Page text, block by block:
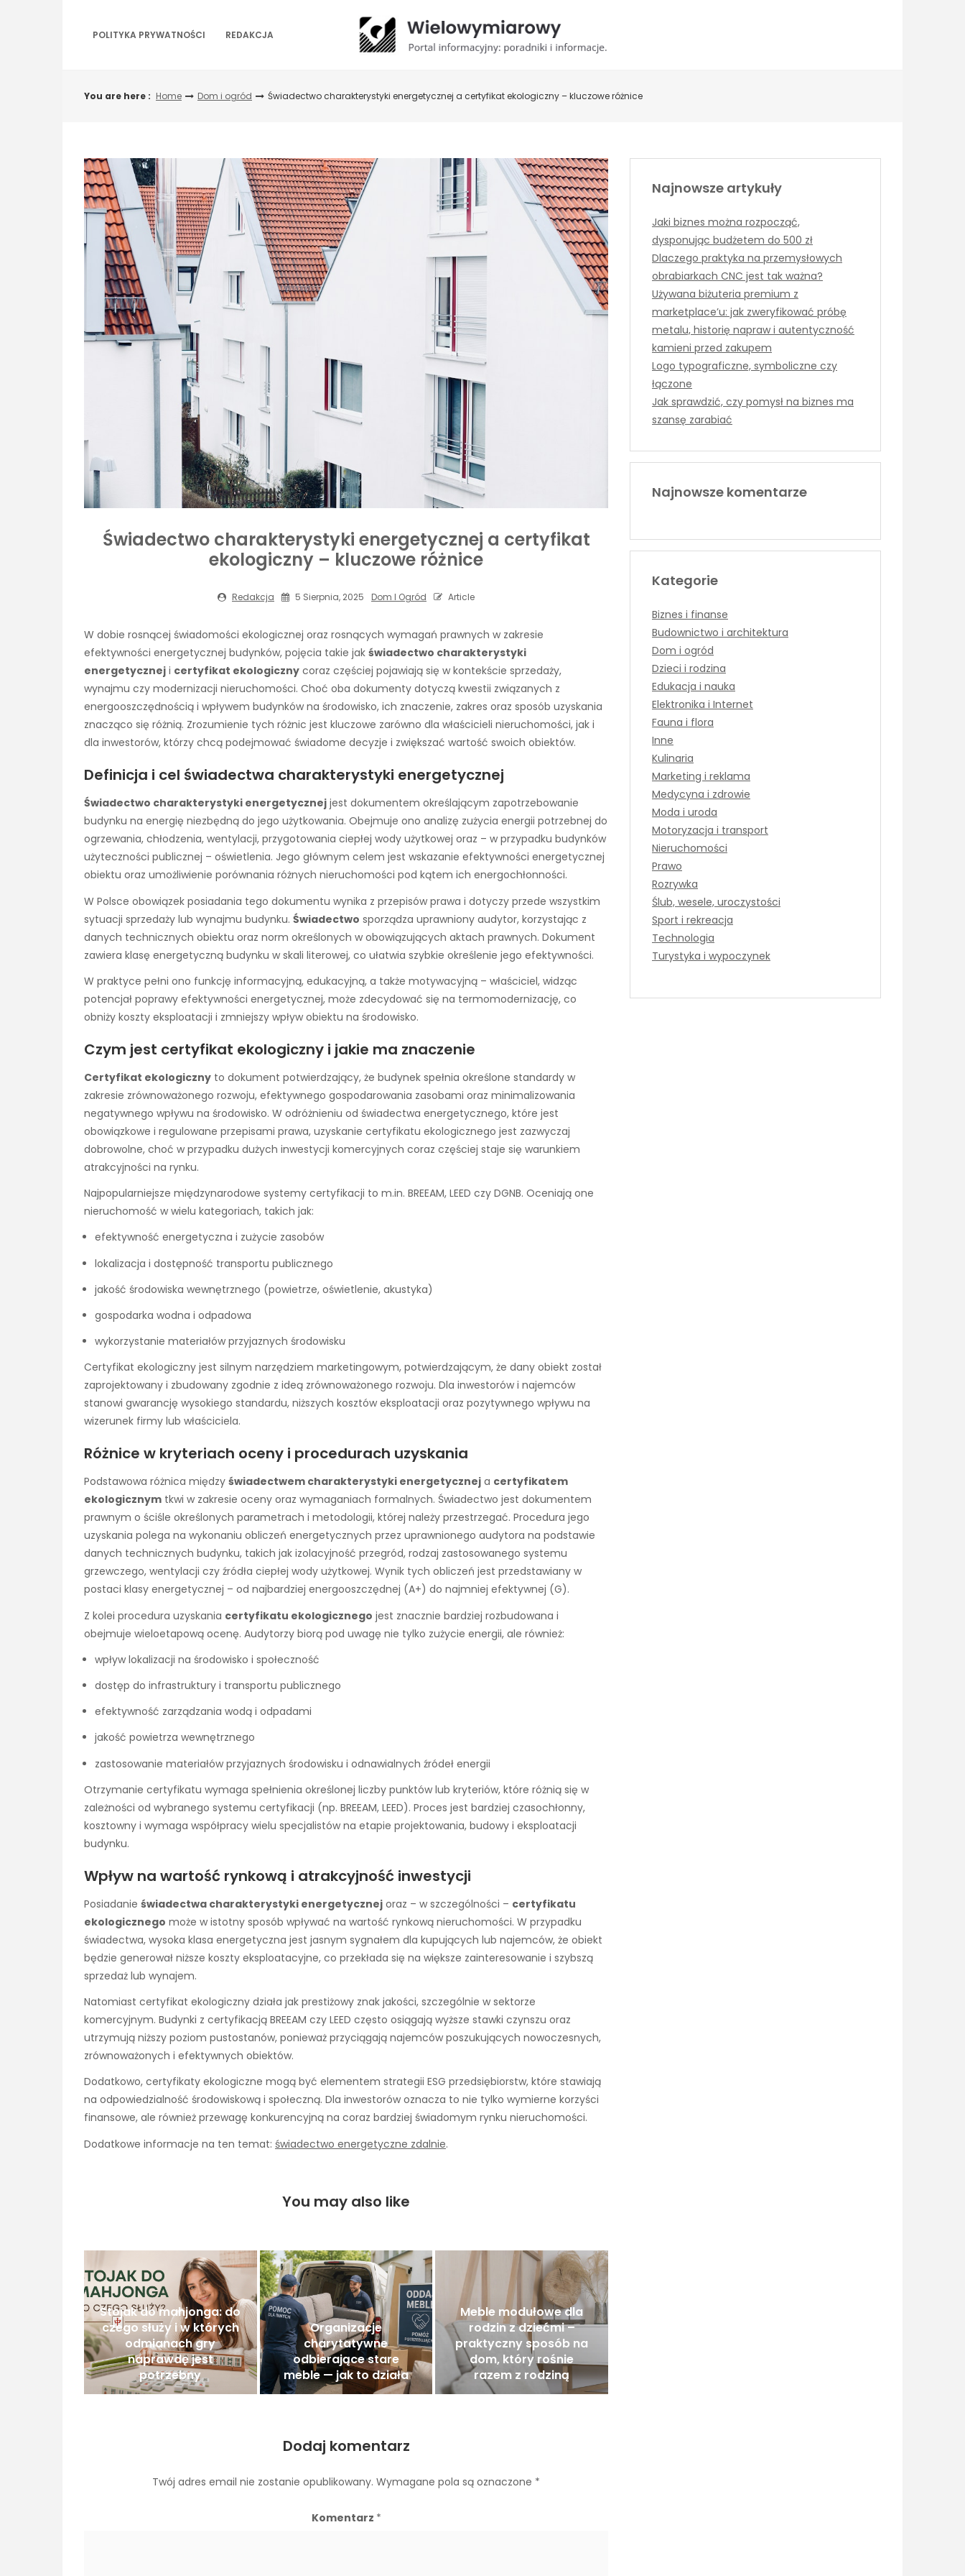
POLITYKA PRYWATNOŚCI REDAKCJA
You are here : Home Dom i ogród Świadectwo charakterystyki energetycznej a certyfikat ekologiczny – kluczowe różnice
Świadectwo charakterystyki energetycznej a certyfikat
ekologiczny – kluczowe różnice
Redakcja 5 Sierpnia, 2025 Dom I Ogród Article
W dobie rosnącej świadomości ekologicznej oraz rosnących wymagań prawnych w zakresie
efektywności energetycznej budynków, pojęcia takie jak świadectwo charakterystyki
energetycznej i certyfikat ekologiczny coraz częściej pojawiają się w kontekście sprzedaży,
wynajmu czy modernizacji nieruchomości. Choć oba dokumenty dotyczą kwestii związanych z
energooszczędnością i wpływem budynków na środowisko, ich znaczenie, zakres oraz sposób uzyskania
znacząco się różnią. Zrozumienie tych różnic jest kluczowe zarówno dla właścicieli nieruchomości, jak i
dla inwestorów, którzy chcą podejmować świadome decyzje i zwiększać wartość swoich obiektów.
Definicja i cel świadectwa charakterystyki energetycznej
Świadectwo charakterystyki energetycznej jest dokumentem określającym zapotrzebowanie
budynku na energię niezbędną do jego użytkowania. Obejmuje ono analizę zużycia energii potrzebnej do
ogrzewania, chłodzenia, wentylacji, przygotowania ciepłej wody użytkowej oraz – w przypadku budynków
użyteczności publicznej – oświetlenia. Jego głównym celem jest wskazanie efektywności energetycznej
obiektu oraz umożliwienie porównania różnych nieruchomości pod kątem ich energochłonności.
W Polsce obowiązek posiadania tego dokumentu wynika z przepisów prawa i dotyczy przede wszystkim
sytuacji sprzedaży lub wynajmu budynku. Świadectwo sporządza uprawniony audytor, korzystając z
danych technicznych obiektu oraz norm określonych w obowiązujących aktach prawnych. Dokument
zawiera klasę energetyczną budynku w skali literowej, co ułatwia szybkie określenie jego efektywności.
W praktyce pełni ono funkcję informacyjną, edukacyjną, a także motywacyjną – właściciel, widząc
potencjał poprawy efektywności energetycznej, może zdecydować się na termomodernizację, co
obniży koszty eksploatacji i zmniejszy wpływ obiektu na środowisko.
Czym jest certyfikat ekologiczny i jakie ma znaczenie
Certyfikat ekologiczny to dokument potwierdzający, że budynek spełnia określone standardy w
zakresie zrównoważonego rozwoju, efektywnego gospodarowania zasobami oraz minimalizowania
negatywnego wpływu na środowisko. W odróżnieniu od świadectwa energetycznego, które jest
obowiązkowe i regulowane przepisami prawa, uzyskanie certyfikatu ekologicznego jest zazwyczaj
dobrowolne, choć w przypadku dużych inwestycji komercyjnych coraz częściej staje się warunkiem
atrakcyjności na rynku.
Najpopularniejsze międzynarodowe systemy certyfikacji to m.in. BREEAM, LEED czy DGNB. Oceniają one
nieruchomość w wielu kategoriach, takich jak:
efektywność energetyczna i zużycie zasobów
lokalizacja i dostępność transportu publicznego
jakość środowiska wewnętrznego (powietrze, oświetlenie, akustyka)
gospodarka wodna i odpadowa
wykorzystanie materiałów przyjaznych środowisku
Certyfikat ekologiczny jest silnym narzędziem marketingowym, potwierdzającym, że dany obiekt został
zaprojektowany i zbudowany zgodnie z ideą zrównoważonego rozwoju. Dla inwestorów i najemców
stanowi gwarancję wysokiego standardu, niższych kosztów eksploatacji oraz pozytywnego wpływu na
wizerunek firmy lub właściciela.
Różnice w kryteriach oceny i procedurach uzyskania
Podstawowa różnica między świadectwem charakterystyki energetycznej a certyfikatem
ekologicznym tkwi w zakresie oceny oraz wymaganiach formalnych. Świadectwo jest dokumentem
prawnym o ściśle określonych parametrach i metodologii, której należy przestrzegać. Procedura jego
uzyskania polega na wykonaniu obliczeń energetycznych przez uprawnionego audytora na podstawie
danych technicznych budynku, takich jak izolacyjność przegród, rodzaj zastosowanego systemu
grzewczego, wentylacji czy źródła ciepłej wody użytkowej. Wynik tych obliczeń jest przedstawiany w
postaci klasy energetycznej – od najbardziej energooszczędnej (A+) do najmniej efektywnej (G).
Z kolei procedura uzyskania certyfikatu ekologicznego jest znacznie bardziej rozbudowana i
obejmuje wieloetapową ocenę. Audytorzy biorą pod uwagę nie tylko zużycie energii, ale również:
wpływ lokalizacji na środowisko i społeczność
dostęp do infrastruktury i transportu publicznego
efektywność zarządzania wodą i odpadami
jakość powietrza wewnętrznego
zastosowanie materiałów przyjaznych środowisku i odnawialnych źródeł energii
Otrzymanie certyfikatu wymaga spełnienia określonej liczby punktów lub kryteriów, które różnią się w
zależności od wybranego systemu certyfikacji (np. BREEAM, LEED). Proces jest bardziej czasochłonny,
kosztowny i wymaga współpracy wielu specjalistów na etapie projektowania, budowy i eksploatacji
budynku.
Wpływ na wartość rynkową i atrakcyjność inwestycji
Posiadanie świadectwa charakterystyki energetycznej oraz – w szczególności – certyfikatu
ekologicznego może w istotny sposób wpływać na wartość rynkową nieruchomości. W przypadku
świadectwa, wysoka klasa energetyczna jest jasnym sygnałem dla kupujących lub najemców, że obiekt
będzie generował niższe koszty eksploatacyjne, co przekłada się na większe zainteresowanie i szybszą
sprzedaż lub wynajem.
Natomiast certyfikat ekologiczny działa jak prestiżowy znak jakości, szczególnie w sektorze
komercyjnym. Budynki z certyfikacją BREEAM czy LEED często osiągają wyższe stawki czynszu oraz
utrzymują niższy poziom pustostanów, ponieważ przyciągają najemców poszukujących nowoczesnych,
zrównoważonych i efektywnych obiektów.
Dodatkowo, certyfikaty ekologiczne mogą być elementem strategii ESG przedsiębiorstw, które stawiają
na odpowiedzialność środowiskową i społeczną. Dla inwestorów oznacza to nie tylko wymierne korzyści
finansowe, ale również przewagę konkurencyjną na coraz bardziej świadomym rynku nieruchomości.
Dodatkowe informacje na ten temat: świadectwo energetyczne zdalnie.
You may also like
Stojak do mahjonga: do
czego służy i w których
odmianach gry
naprawdę jest
potrzebny
Organizacje
charytatywne
odbierające stare
meble — jak to działa
Meble modułowe dla
rodzin z dziećmi –
praktyczny sposób na
dom, który rośnie
razem z rodziną
Dodaj komentarz
Twój adres email nie zostanie opublikowany. Wymagane pola są oznaczone *
Komentarz *
Najnowsze artykuły
Jaki biznes można rozpocząć,
dysponując budżetem do 500 zł
Dlaczego praktyka na przemysłowych
obrabiarkach CNC jest tak ważna?
Używana biżuteria premium z
marketplace’u: jak zweryfikować próbę
metalu, historię napraw i autentyczność
kamieni przed zakupem
Logo typograficzne, symboliczne czy
łączone
Jak sprawdzić, czy pomysł na biznes ma
szansę zarabiać
Najnowsze komentarze
Kategorie
Biznes i finanse
Budownictwo i architektura
Dom i ogród
Dzieci i rodzina
Edukacja i nauka
Elektronika i Internet
Fauna i flora
Inne
Kulinaria
Marketing i reklama
Medycyna i zdrowie
Moda i uroda
Motoryzacja i transport
Nieruchomości
Prawo
Rozrywka
Ślub, wesele, uroczystości
Sport i rekreacja
Technologia
Turystyka i wypoczynek